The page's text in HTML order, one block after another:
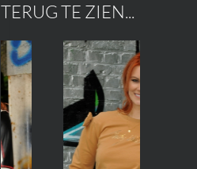
TERUG TE ZIEN...